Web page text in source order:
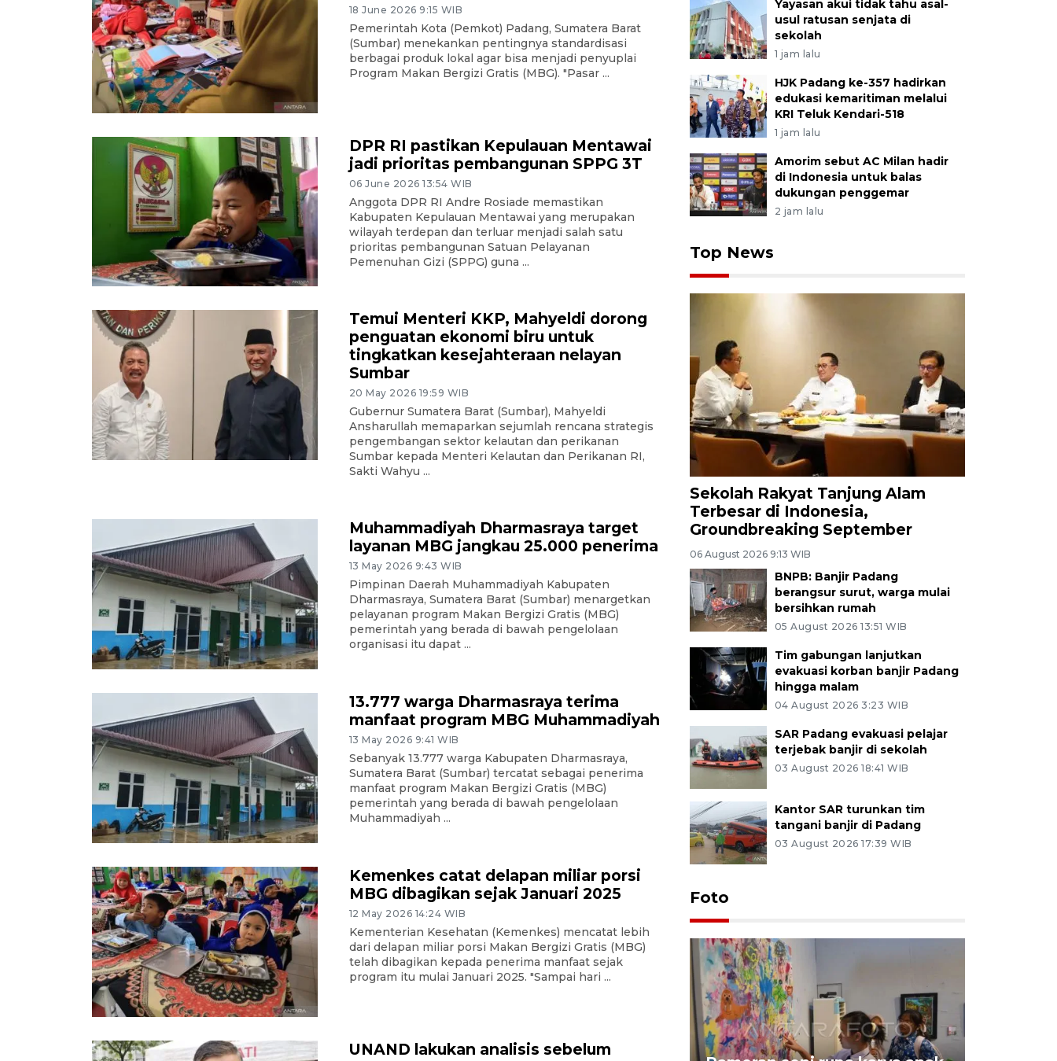
18 June 2026 9:15 WIB
Pemerintah Kota (Pemkot) Padang, Sumatera Barat
(Sumbar) menekankan pentingnya standardisasi
berbagai produk lokal agar bisa menjadi penyuplai
Program Makan Bergizi Gratis (MBG). "Pasar ...
DPR RI pastikan Kepulauan Mentawai
jadi prioritas pembangunan SPPG 3T
06 June 2026 13:54 WIB
Anggota DPR RI Andre Rosiade memastikan
Kabupaten Kepulauan Mentawai yang merupakan
wilayah terdepan dan terluar menjadi salah satu
prioritas pembangunan Satuan Pelayanan
Pemenuhan Gizi (SPPG) guna ...
Temui Menteri KKP, Mahyeldi dorong
penguatan ekonomi biru untuk
tingkatkan kesejahteraan nelayan
Sumbar
20 May 2026 19:59 WIB
Gubernur Sumatera Barat (Sumbar), Mahyeldi
Ansharullah memaparkan sejumlah rencana strategis
pengembangan sektor kelautan dan perikanan
Sumbar kepada Menteri Kelautan dan Perikanan RI,
Sakti Wahyu ...
Muhammadiyah Dharmasraya target
layanan MBG jangkau 25.000 penerima
13 May 2026 9:43 WIB
Pimpinan Daerah Muhammadiyah Kabupaten
Dharmasraya, Sumatera Barat (Sumbar) menargetkan
pelayanan program Makan Bergizi Gratis (MBG)
pemerintah yang berada di bawah pengelolaan
organisasi itu dapat ...
13.777 warga Dharmasraya terima
manfaat program MBG Muhammadiyah
13 May 2026 9:41 WIB
Sebanyak 13.777 warga Kabupaten Dharmasraya,
Sumatera Barat (Sumbar) tercatat sebagai penerima
manfaat program Makan Bergizi Gratis (MBG)
pemerintah yang berada di bawah pengelolaan
Muhammadiyah ...
Kemenkes catat delapan miliar porsi
MBG dibagikan sejak Januari 2025
12 May 2026 14:24 WIB
Kementerian Kesehatan (Kemenkes) mencatat lebih
dari delapan miliar porsi Makan Bergizi Gratis (MBG)
telah dibagikan kepada penerima manfaat sejak
program itu mulai Januari 2025. "Sampai hari ...
UNAND lakukan analisis sebelum
Yayasan akui tidak tahu asal-
usul ratusan senjata di
sekolah
1 jam lalu
HJK Padang ke-357 hadirkan
edukasi kemaritiman melalui
KRI Teluk Kendari-518
1 jam lalu
Amorim sebut AC Milan hadir
di Indonesia untuk balas
dukungan penggemar
2 jam lalu
Top News
Sekolah Rakyat Tanjung Alam
Terbesar di Indonesia,
Groundbreaking September
06 August 2026 9:13 WIB
BNPB: Banjir Padang
berangsur surut, warga mulai
bersihkan rumah
05 August 2026 13:51 WIB
Tim gabungan lanjutkan
evakuasi korban banjir Padang
hingga malam
04 August 2026 3:23 WIB
SAR Padang evakuasi pelajar
terjebak banjir di sekolah
03 August 2026 18:41 WIB
Kantor SAR turunkan tim
tangani banjir di Padang
03 August 2026 17:39 WIB
Foto
Penyelesaian pembentukan